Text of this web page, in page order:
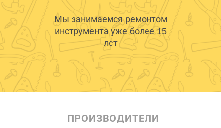
Мы занимаемся ремонтом
инструмента уже более 15
лет
ПРОИЗВОДИТЕЛИ